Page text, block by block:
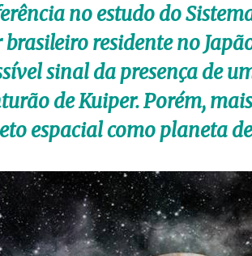
no estudo do
brasileiro residente no
sinal da presença de
de Kuiper. Porém,
espacial como planeta